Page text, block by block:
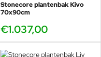
Stonecore plantenbak Kivo
70x90cm
€1.037,00